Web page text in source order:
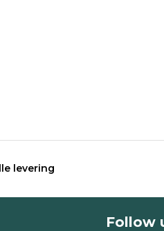
levering
Follow